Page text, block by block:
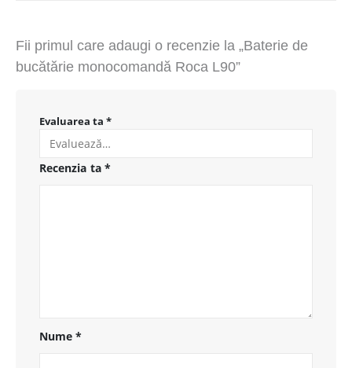
Fii primul care adaugi o recenzie la „Baterie de
bucătărie monocomandă Roca L90”
Evaluarea ta *
Recenzia ta *
Nume*